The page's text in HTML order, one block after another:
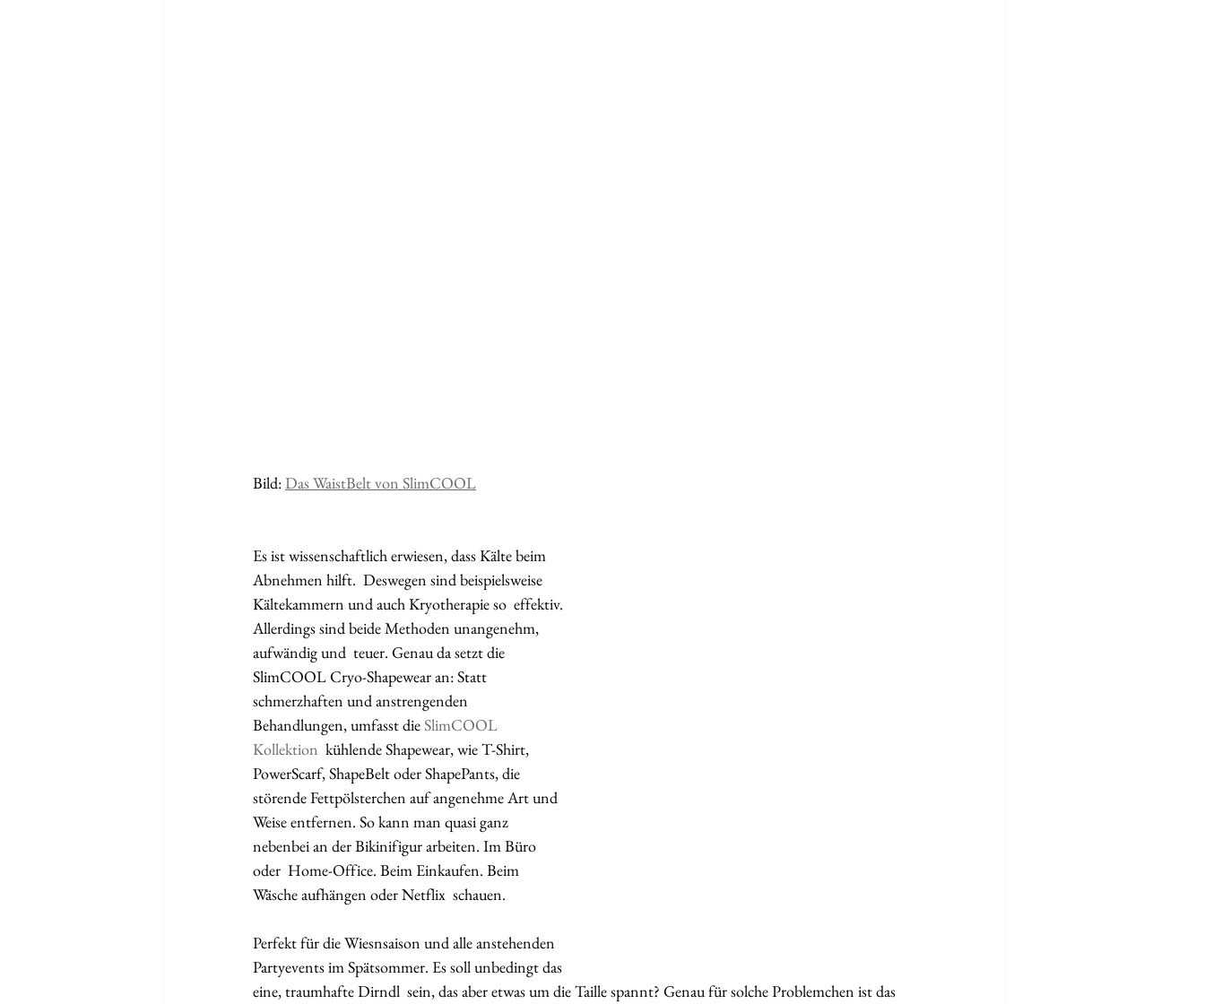
Bild: Das WaistBelt von SlimCOOL
Es ist wissenschaftlich erwiesen, dass Kälte beim
Abnehmen hilft.  Deswegen sind beispielsweise
Kältekammern und auch Kryotherapie so  effektiv.
Allerdings sind beide Methoden unangenehm,
aufwändig und  teuer. Genau da setzt die
SlimCOOL Cryo-Shapewear an: Statt
schmerzhaften und anstrengenden
Behandlungen, umfasst die SlimCOOL
Kollektion
  kühlende Shapewear, wie T-Shirt,
PowerScarf, ShapeBelt oder ShapePants, die
störende Fettpölsterchen auf angenehme Art und
Weise entfernen. So kann man quasi ganz
nebenbei an der Bikinifigur arbeiten. Im Büro
oder  Home-Office. Beim Einkaufen. Beim
Wäsche aufhängen oder Netflix  schauen.
Perfekt für die Wiesnsaison und alle anstehenden
Partyevents im Spätsommer. Es soll unbedingt das
eine, traumhafte Dirndl  sein, das aber etwas um die Taille spannt? Genau für solche Problemchen ist das